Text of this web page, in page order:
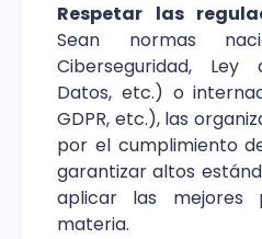
Respetar las
Sean normas
Ciberseguridad,
Datos, etc.) o
GDPR, etc.), las
por el cumplimiento
garantizar altos
aplicar las mejores
materia.